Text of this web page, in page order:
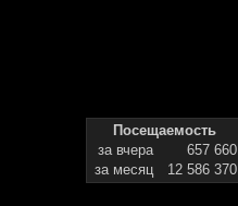
Посещаемость
за вчера
657 660
за месяц
12 586 370